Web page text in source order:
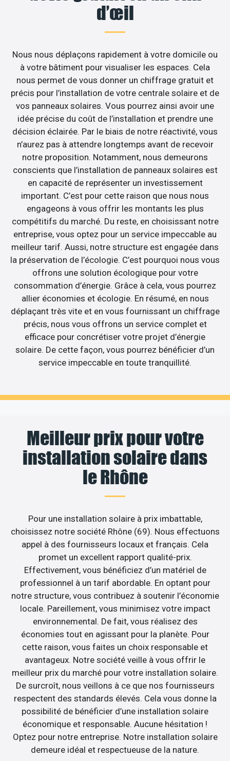
d’œil
Nous nous déplaçons rapidement à votre domicile ou
à votre bâtiment pour visualiser les espaces. Cela
nous permet de vous donner un chiffrage gratuit et
précis pour l’installation de votre centrale solaire et de
vos panneaux solaires. Vous pourrez ainsi avoir une
idée précise du coût de l’installation et prendre une
décision éclairée. Par le biais de notre réactivité, vous
n’aurez pas à attendre longtemps avant de recevoir
notre proposition. Notamment, nous demeurons
conscients que l’installation de panneaux solaires est
en capacité de représenter un investissement
important. C’est pour cette raison que nous nous
engageons à vous offrir les montants les plus
compétitifs du marché. Du reste, en choisissant notre
entreprise, vous optez pour un service impeccable au
meilleur tarif. Aussi, notre structure est engagée dans
la préservation de l’écologie. C’est pourquoi nous vous
offrons une solution écologique pour votre
consommation d’énergie. Grâce à cela, vous pourrez
allier économies et écologie. En résumé, en nous
déplaçant très vite et en vous fournissant un chiffrage
précis, nous vous offrons un service complet et
efficace pour concrétiser votre projet d’énergie
solaire. De cette façon, vous pourrez bénéficier d’un
service impeccable en toute tranquillité.
Meilleur prix pour votre
installation solaire dans
le Rhône
Pour une installation solaire à prix imbattable,
choisissez notre société Rhône (69). Nous effectuons
appel à des fournisseurs locaux et français. Cela
promet un excellent rapport qualité-prix.
Effectivement, vous bénéficiez d’un matériel de
professionnel à un tarif abordable. En optant pour
notre structure, vous contribuez à soutenir l’économie
locale. Pareillement, vous minimisez votre impact
environnemental. De fait, vous réalisez des
économies tout en agissant pour la planète. Pour
cette raison, vous faites un choix responsable et
avantageux. Notre société veille à vous offrir le
meilleur prix du marché pour votre installation solaire.
De surcroît, nous veillons à ce que nos fournisseurs
respectent des standards élevés. Cela vous donne la
possibilité de bénéficier d’une installation solaire
économique et responsable. Aucune hésitation !
Optez pour notre entreprise. Notre installation solaire
demeure idéal et respectueuse de la nature.